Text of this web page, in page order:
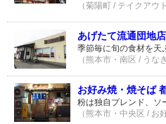
（菊陽町 / テイクアウ
あげたて流通団地店
季節毎に旬の食材を天
（熊本市・南区 / うな
お好み焼・焼そば
粉は独自ブレンド、ソ
（熊本市・中央区 /